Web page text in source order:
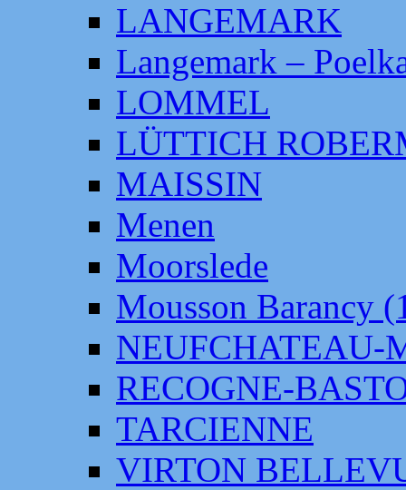
LANGEMARK
Langemark –
LOMMEL
LÜTTICH
MAISSIN
Menen
Moorslede
Mousson Barancy
NEUFCHATEAU-
RECOGNE-
TARCIENNE
VIRTON